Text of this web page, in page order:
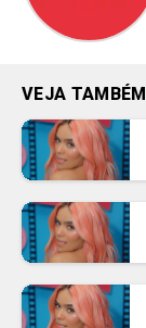
VEJA TAMBÉM